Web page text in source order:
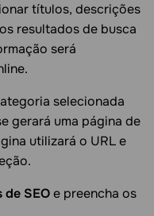
títulos, descrições
resultados de busca
será
selecionada
gerará uma página de
utilizará o URL e
SEOe preencha os